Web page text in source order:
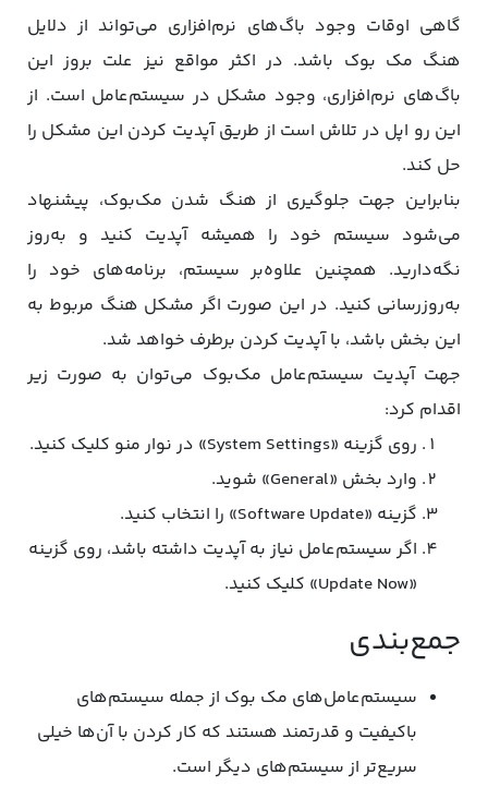
گاهی اوقات وجود باگ‌های نرم‌افزاری می‌تواند از دلایل
هنگ مک بوک باشد. در اکثر مواقع نیز علت بروز این
باگ‌های نرم‌افزاری، وجود مشکل در سیستم‌عامل است. از
این رو اپل در تلاش است از طریق آپدیت کردن این مشکل را
حل کند.
بنابراین جهت جلوگیری از هنگ شدن مک‌بوک، پیشنهاد
می‌شود سیستم خود را همیشه آپدیت کنید و به‌روز
نگه‌دارید. همچنین علاوه‌بر سیستم، برنامه‌های خود را
به‌روزرسانی کنید. در این صورت اگر مشکل هنگ مربوط به
این بخش باشد، با آپدیت کردن برطرف خواهد شد.
جهت آپدیت سیستم‌عامل مک‌بوک می‌توان به صورت زیر
اقدام کرد:
روی گزینه «System Settings» در نوار منو کلیک کنید.
وارد بخش «General» شوید.
گزینه «Software Update» را انتخاب کنید.
اگر سیستم‌عامل نیاز به آپدیت داشته باشد، روی گزینه
«Update Now» کلیک کنید.
جمع‌بندی
سیستم‌عامل‌های مک بوک از جمله سیستم‌های
باکیفیت و قدرتمند هستند که کار کردن با آن‌ها خیلی
سریع‌تر از سیستم‌های دیگر است.